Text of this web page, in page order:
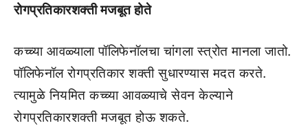
रोगप्रतिकारशक्ती मजबूत होते
कच्च्या आवळ्याला पॉलिफेनॉलचा चांगला स्त्रोत मानला जातो.
पॉलिफेनॉल रोगप्रतिकार शक्ती सुधारण्यास मदत करते.
त्यामुळे नियमित कच्च्या आवळ्याचे सेवन केल्याने
रोगप्रतिकारशक्ती मजबूत होऊ शकते.